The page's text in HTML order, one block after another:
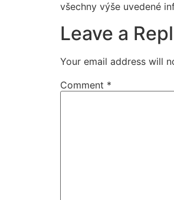
všechny výše uvedené
Leave a
Your email address will
Comment *